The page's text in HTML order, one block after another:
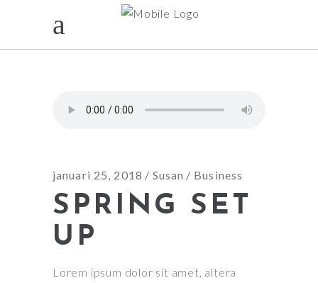
januari 25, 2018 Susan Business
SPRING SET
UP
Lorem ipsum dolor sit amet, altera